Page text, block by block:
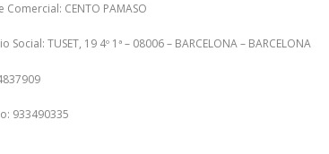
Comercial: CENTO PAMASO
Social: TUSET, 19 4º 1ª – 08006 – BARCELONA – BARCELONA
933490335